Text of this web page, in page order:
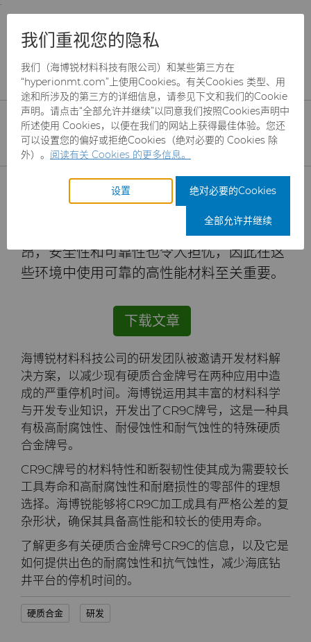
;
and information are based on this region.
Close Change region
CBN颗粒
合成金刚石颗粒
金刚石微粉
超优级金刚石微粉
制罐模具
拉伸模具解决方案
缩颈模具解决方案
Extrusion Tooling Solutions
高性能硬质合金棒料
专用硬质合金棒料
通用硬质合金棒料
硬质合金辊环
硬质合金轧辊
Custom Cutting Tools
PCD & PCBN Tooling
研磨膏和研磨液
研磨液和悬浮液
Hyperion金刚石研磨液
流体处理
流体端部件
食品加工零部件
喷涂与点胶零部件
成形模具
成形模具坯料
粉末冶金压制模具
齿轮滚刀坯料
滚刀坯料
螺旋伞齿刀坯料
Skivit™强力刮齿刀坯料
刀片坯料
定制刀片坯料
Oil & Gas
Directional Drilling Tools
PCBN
航空航天
能源与自然资源
环境与过程
食品与饮料
通用制造
卫生
医疗
碳化硅半导体
炼钢
服务
服务车间
硬质合金回收
增材制造
材料
PCD & PCBN牌号选型工具
证书和数据表
材料分析实验室
QEHS政策
研发
条款和条件
关于我们
职业机会
活动
公司管理
新闻
Supply Chain
可持续性
联系我们
联系我们
销售办事处
安全数据表
硬质合金牌号CR9C在海底应用中表现出卓越的耐腐蚀性
和抗气蚀性
硬质合金牌号CR9C在海底
应用中表现出卓越的耐腐蚀
性和抗气蚀性
海底钻井的恶劣环境给能源行业和工具制造
商带来了巨大挑战。海底平台的运营成本高
昂，安全性和可靠性也令人担忧，因此在这
些环境中使用可靠的高性能材料至关重要。
下载文章
海博锐材料科技公司的研发团队被邀请开发材料解
决方案，以减少现有硬质合金牌号在两种应用中造
成的严重停机时间。海博锐运用其丰富的材料科学
与开发专业知识，开发出了CR9C牌号，这是一种具
有极高耐腐蚀性、耐侵蚀性和耐气蚀性的特殊硬质
合金牌号。
CR9C牌号的材料特性和断裂韧性使其成为需要较长
工具寿命和高耐腐蚀性和耐磨损性的零部件的理想
选择。海博锐能够将CR9C加工成具有严格公差的复
杂形状，确保其具备高性能和较长的使用寿命。
了解更多有关硬质合金牌号CR9C的信息，以及它是
如何提供出色的耐腐蚀性和抗气蚀性，减少海底钻
井平台的停机时间的。
硬质合金 研发
我们重视您的隐私
我们（海博锐材料科技有限公司）和某些第三方在
“hyperionmt.com”上使用Cookies。有关Cookies 类型、用
途和所涉及的第三方的详细信息，请参见下文和我们的Cookie
声明。请点击“全部允许并继续”以同意我们按照Cookies声明中
所述使用 Cookies，以便在我们的网站上获得最佳体验。您还
可以设置您的偏好或拒绝Cookies（绝对必要的 Cookies 除
外）。 阅读有关 Cookies 的更多信息。
设置 绝对必要的Cookies
全部允许并继续